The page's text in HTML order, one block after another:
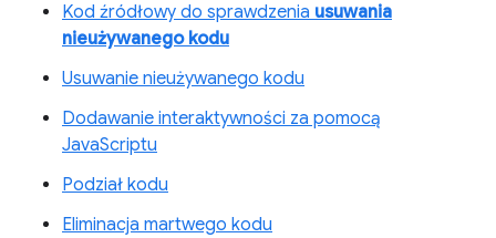
Kod źródłowy do sprawdzenia usuwania
nieużywanego kodu
Usuwanie nieużywanego kodu
Dodawanie interaktywności za pomocą
JavaScriptu
Podział kodu
Eliminacja martwego kodu